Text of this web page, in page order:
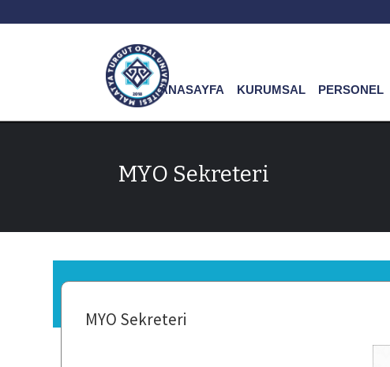
ANASAYFA KURUMSAL PERSONEL
MYO Sekreteri
MYO Sekreteri